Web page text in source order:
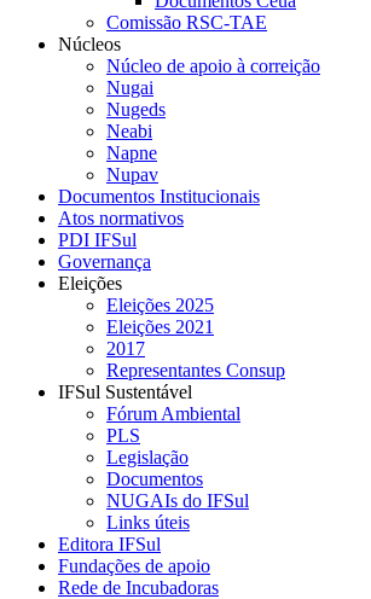
Comissão RSC-TAE
Núcleos
Núcleo de apoio à correição
Nugai
Nugeds
Neabi
Napne
Nupav
Documentos Institucionais
Atos normativos
PDI IFSul
Governança
Eleições
Eleições 2025
Eleições 2021
2017
Representantes Consup
IFSul Sustentável
Fórum Ambiental
PLS
Legislação
Documentos
NUGAIs do IFSul
Links úteis
Editora IFSul
Fundações de apoio
Rede de Incubadoras